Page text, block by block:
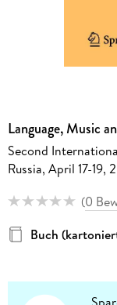
Language, Music
Second
Russia, April 17-19,
(0
Buch